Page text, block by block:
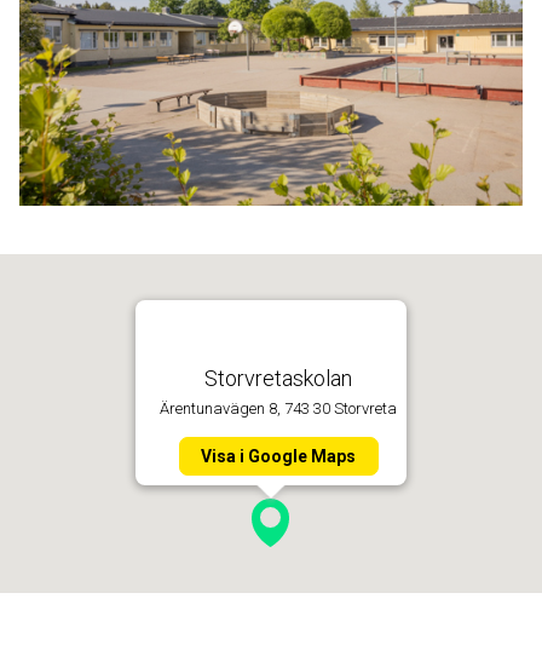
Storvretaskolan
Ärentunavägen 8, 743 30 Storvreta
Visa i Google Maps